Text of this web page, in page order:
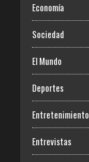
Economía
Sociedad
El Mundo
Deportes
Entretenimiento
Entrevistas